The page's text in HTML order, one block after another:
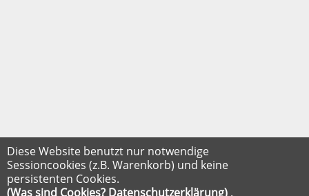
Diese Website benutzt nur notwendige
Sessioncookies (z.B. Warenkorb) und keine
persistenten Cookies.
(Was sind Cookies? Datenschutzerklärung) .